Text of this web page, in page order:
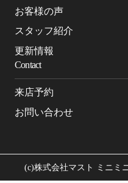
お客様の声
スタッフ紹介
更新情報
Contact
来店予約
お問い合わせ
(c)株式会社マスト ミニミ